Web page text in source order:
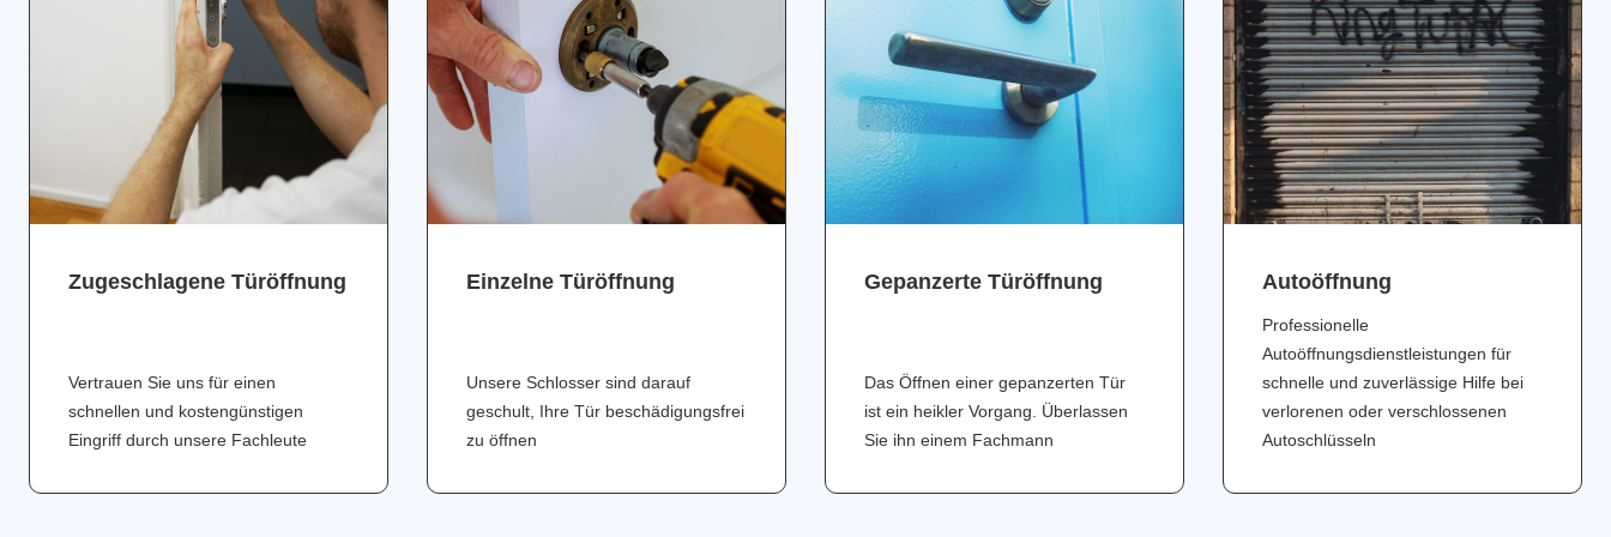
Zugeschlagene Türöffnung
Vertrauen Sie uns für einen
schnellen und kostengünstigen
Eingriff durch unsere Fachleute
Einzelne Türöffnung
Unsere Schlosser sind darauf
geschult, Ihre Tür beschädigungsfrei
zu öffnen
Gepanzerte Türöffnung
Das Öffnen einer gepanzerten Tür
ist ein heikler Vorgang. Überlassen
Sie ihn einem Fachmann
Аutoöffnung
Professionelle
Autoöffnungsdienstleistungen für
schnelle und zuverlässige Hilfe bei
verlorenen oder verschlossenen
Autoschlüsseln